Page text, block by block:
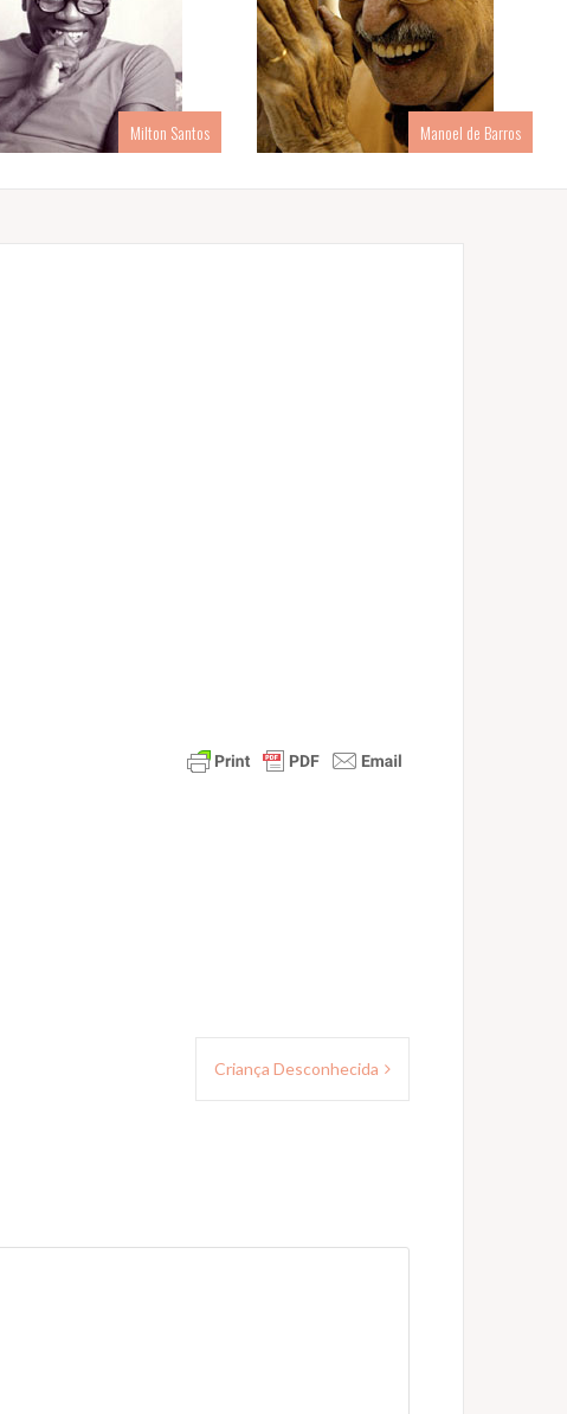
Milton Santos Manoel de Barros
Criança Desconhecida